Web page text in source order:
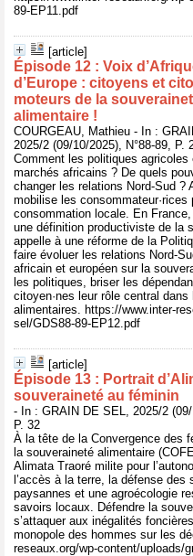
89-EP11.pdf
[article]
Épisode 12 : Voix
d’Europe : citoyens et
moteurs de la
alimentaire !
COURGEAU, Mathieu - In :
2025/2 (09/10/2025), N°88-89, P.
Comment les politiques
marchés africains ? De quels
changer les relations Nord-Sud ?
mobilise les consommateur·rices
consommation locale. En
une définition productiviste de la
appelle à une réforme de la
faire évoluer les relations Nord-
africain et européen sur la
les politiques, briser les
citoyen·nes leur rôle central
alimentaires. https://www.inter-
sel/GDS88-89-EP12.pdf
[article]
Épisode 13 : Portrait
souveraineté au féminin
- In : GRAIN DE SEL, 2025/2 (09/
P. 32
À la tête de la Convergence des
la souveraineté alimentaire
Alimata Traoré milite pour
l’accès à la terre, la défense des
paysannes et une agroécologie
savoirs locaux. Défendre la
s’attaquer aux inégalités
monopole des hommes sur les
reseaux.org/wp-content/uploads/